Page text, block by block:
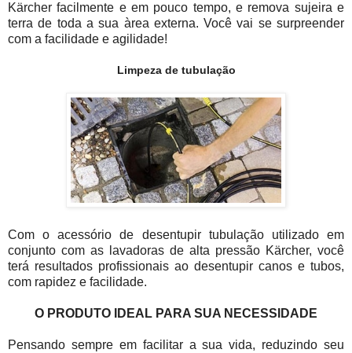
Kärcher facilmente e em pouco tempo, e remova sujeira e
terra de toda a sua àrea externa. Você vai se surpreender
com a facilidade e agilidade!
Limpeza de tubulação
Com o acessório de desentupir tubulação utilizado em
conjunto com as lavadoras de alta pressão Kärcher, você
terá resultados profissionais ao desentupir canos e tubos,
com rapidez e facilidade.
O PRODUTO IDEAL PARA SUA NECESSIDADE
Pensando sempre em facilitar a sua vida, reduzindo seu